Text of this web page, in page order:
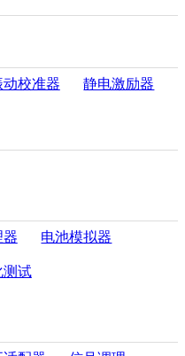
动校准器 静电激励器
器 电池模拟器
测试